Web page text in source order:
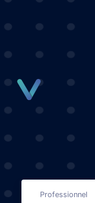
Professionnel